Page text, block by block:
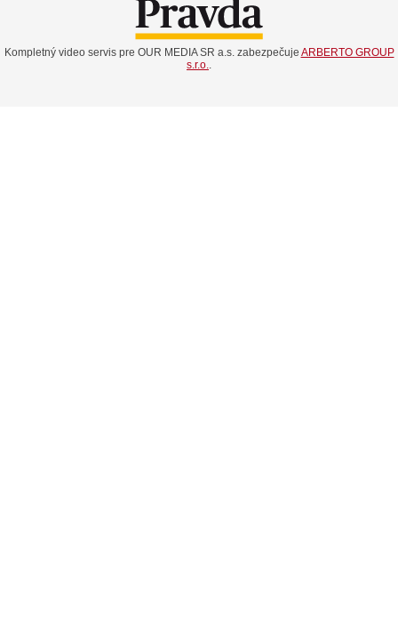
Kompletný video servis pre OUR MEDIA SR a.s. zabezpečuje ARBERTO GROUP
s.r.o..